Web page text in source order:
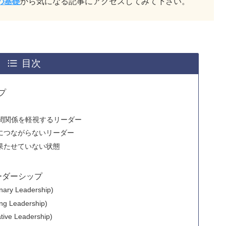
目次
関係を軽視するリーダー
つながらないリーダー
たせていない状態
ーシップ
Leadership)
Leadership)
Leadership)